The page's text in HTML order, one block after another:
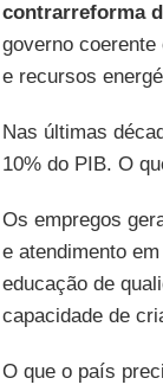
contrarreforma
governo
e recursos
Nas últimas
10% do PIB. O
Os empregos
e atendimento
educação de
capacidade de
O que o país